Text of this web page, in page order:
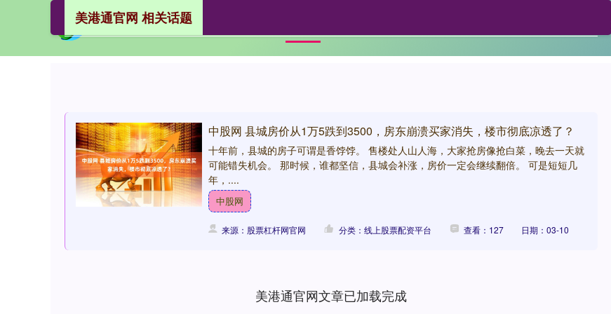
美港通官网 相关话题
中股网 县城房价从1万5跌到3500，房东崩溃买家消失，楼市彻底凉透了？
十年前，县城的房子可谓是香饽饽。 售楼处人山人海，大家抢房像抢白菜，晚去一天就
可能错失机会。 那时候，谁都坚信，县城会补涨，房价一定会继续翻倍。 可是短短几
年，....
中股网
来源：股票杠杆网官网 分类：线上股票配资平台 查看：127 日期：03-10
美港通官网文章已加载完成